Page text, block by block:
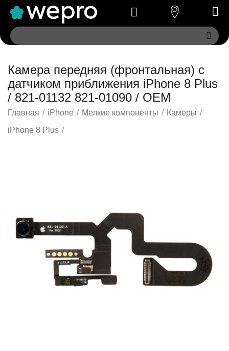
Камера передняя (фронтальная) с
датчиком приближения iPhone 8 Plus
/ 821-01132 821-01090 / OEM
Главная / iPhone / Мелкие компоненты / Камеры /
iPhone 8 Plus /